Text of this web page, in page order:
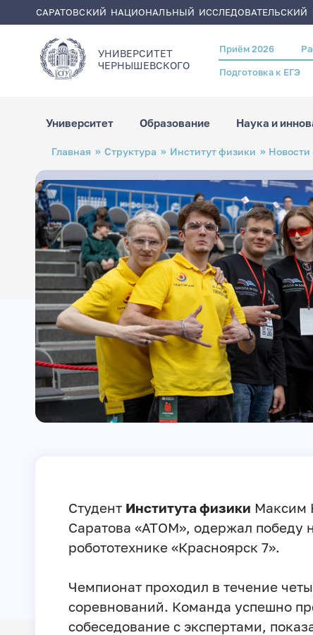
содержанию
САРАТОВСКИЙ НАЦИОНАЛЬНЫЙ
УНИВЕРСИТЕТ
ЧЕРНЫШЕВСКОГO
Header
menu
Приём 2026
Подготовка к ЕГЭ
Университет Образование Наука и
Строка
навигации
Главная Структура Институт физики Новости
Студент Института физики Максим
Саратова «АТОМ», одержал
робототехнике «Красноярск 7».
Чемпионат проходил в течение
соревнований. Команда успешно
собеседование с экспертами,